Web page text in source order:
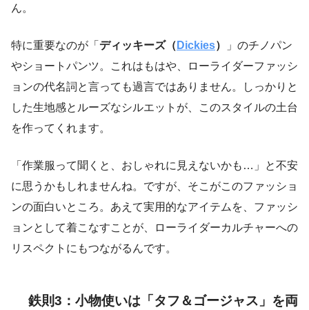
ん。
特に重要なのが「 ディッキーズ（ Dickies）
」のチノパン
やショートパンツ。これはもはや、ローライダーファッシ
ョンの代名詞と言っても過言ではありません。しっかりと
した生地感とルーズなシルエットが、このスタイルの土台
を作ってくれます。
「作業服って聞くと、おしゃれに見えないかも…」と不安
に思うかもしれませんね。ですが、そこがこのファッショ
ンの面白いところ。あえて実用的なアイテムを、ファッシ
ョンとして着こなすことが、ローライダーカルチャーへの
リスペクトにもつながるんです。
鉄則3：小物使いは「タフ＆ゴージャス」を両